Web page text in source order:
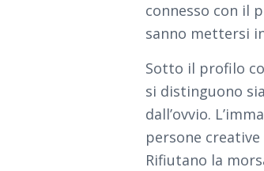
connesso con il
sanno mettersi
Sotto il profilo
si distinguono
dall’ovvio.
persone
Rifiutano la